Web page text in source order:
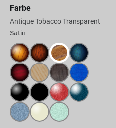
Farbe
Antique Tobacco Transparent
Satin